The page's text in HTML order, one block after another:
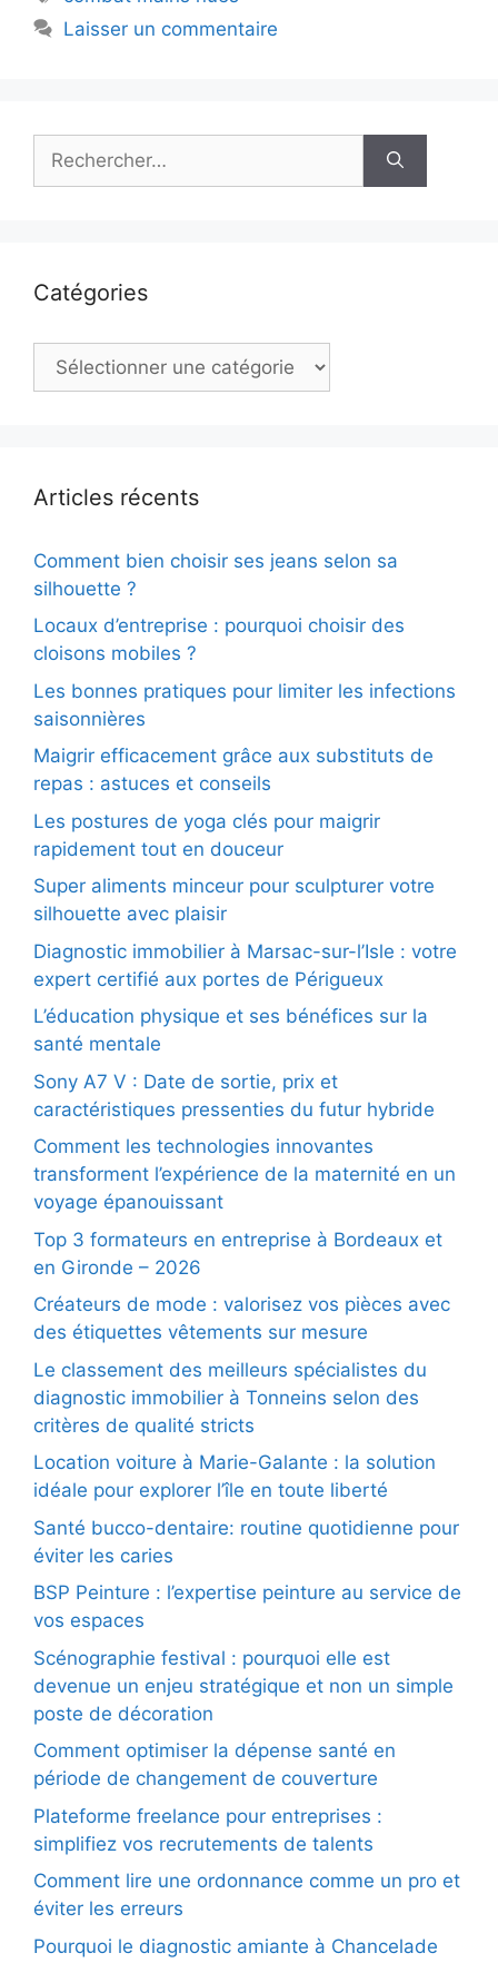
Laisser un commentaire
Catégories
Catégories
Articles récents
Comment bien choisir ses jeans selon sa
silhouette ?
Locaux d’entreprise : pourquoi choisir des
cloisons mobiles ?
Les bonnes pratiques pour limiter les infections
saisonnières
Maigrir efficacement grâce aux substituts de
repas : astuces et conseils
Les postures de yoga clés pour maigrir
rapidement tout en douceur
Super aliments minceur pour sculpturer votre
silhouette avec plaisir
Diagnostic immobilier à Marsac-sur-l’Isle : votre
expert certifié aux portes de Périgueux
L’éducation physique et ses bénéfices sur la
santé mentale
Sony A7 V : Date de sortie, prix et
caractéristiques pressenties du futur hybride
Comment les technologies innovantes
transforment l’expérience de la maternité en un
voyage épanouissant
Top 3 formateurs en entreprise à Bordeaux et
en Gironde – 2026
Créateurs de mode : valorisez vos pièces avec
des étiquettes vêtements sur mesure
Le classement des meilleurs spécialistes du
diagnostic immobilier à Tonneins selon des
critères de qualité stricts
Location voiture à Marie-Galante : la solution
idéale pour explorer l’île en toute liberté
Santé bucco-dentaire: routine quotidienne pour
éviter les caries
BSP Peinture : l’expertise peinture au service de
vos espaces
Scénographie festival : pourquoi elle est
devenue un enjeu stratégique et non un simple
poste de décoration
Comment optimiser la dépense santé en
période de changement de couverture
Plateforme freelance pour entreprises :
simplifiez vos recrutements de talents
Comment lire une ordonnance comme un pro et
éviter les erreurs
Pourquoi le diagnostic amiante à Chancelade